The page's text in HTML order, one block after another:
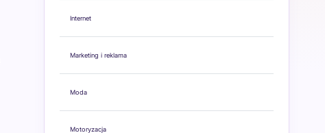
Internet
Marketing i reklama
Moda
Motoryzacja